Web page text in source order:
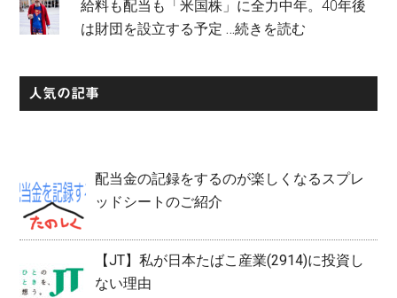
給料も配当も「米国株」に全力中年。40年後
は財団を設立する予定…続きを読む
人気の記事
配当金の記録をするのが楽しくなるスプレ
ッドシートのご紹介
【JT】私が日本たばこ産業(2914)に投資し
ない理由